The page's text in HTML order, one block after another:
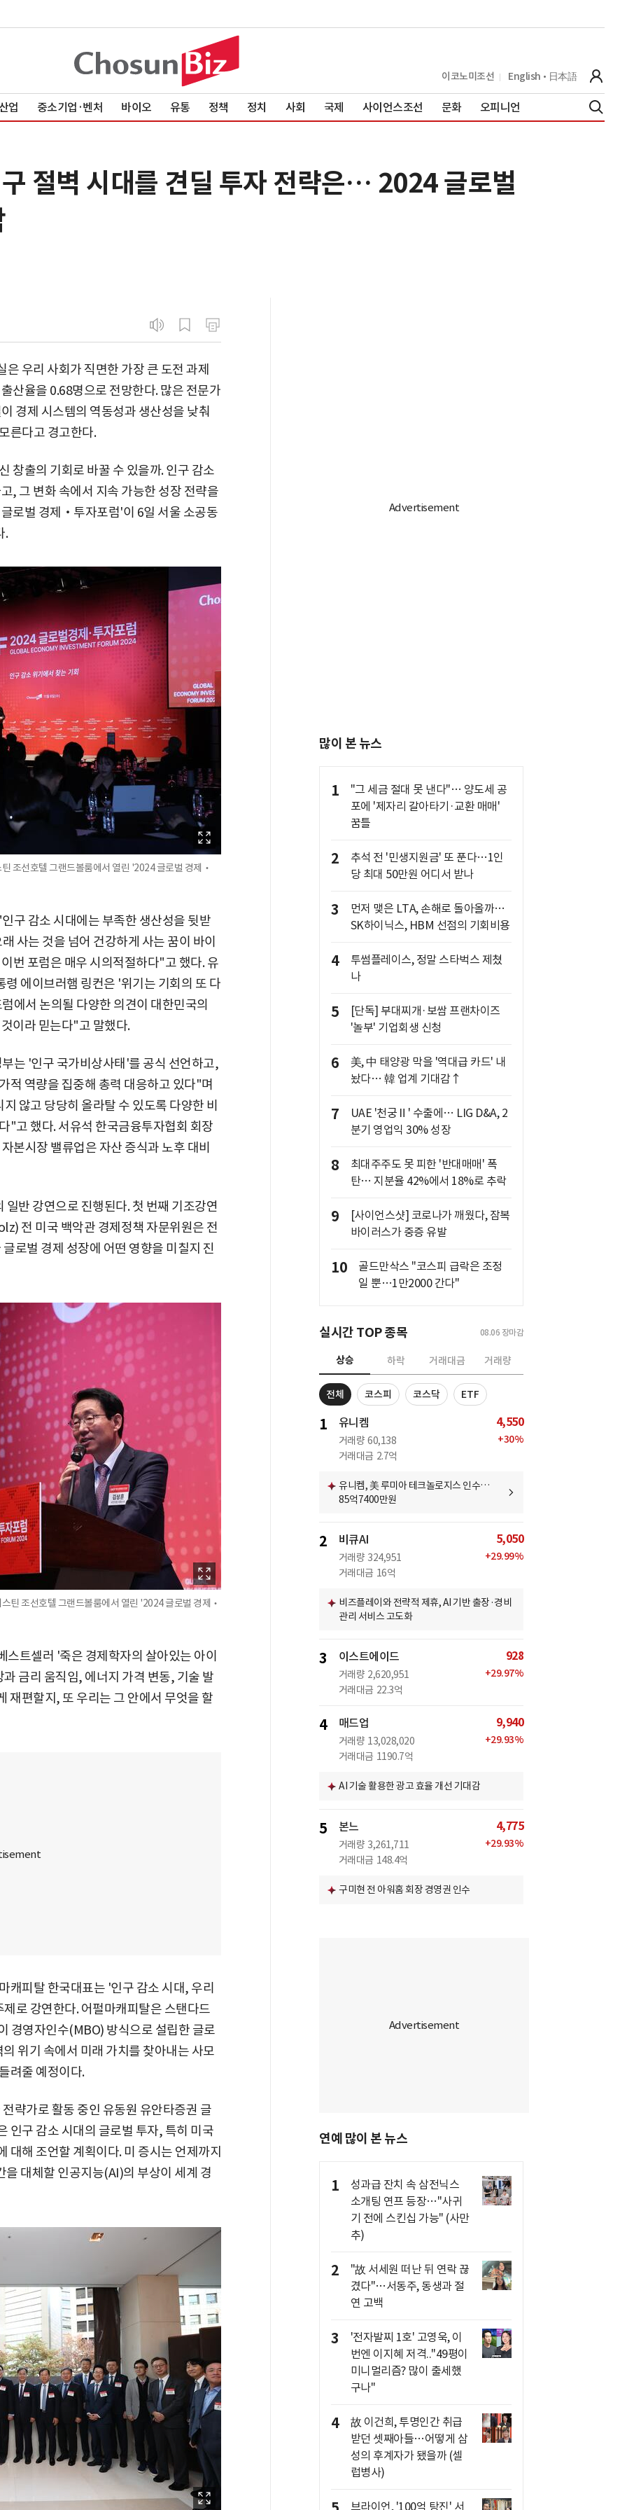
이코노미조선 English 日本語
업 중소기업·벤처 바이오 유통 정책 정치 사회 국제 사이언스조선 문화 오피니언
절벽 시대를 견딜 투자 전략은… 2024 글로벌
우리 사회가 직면한 가장 큰 도전 과제
산율을 0.68명으로 전망한다. 많은 전문가
경제 시스템의 역동성과 생산성을 낮춰
른다고 경고한다.
창출의 기회로 바꿀 수 있을까. 인구 감소
, 그 변화 속에서 지속 가능한 성장 전략을
로벌 경제‧투자포럼'이 6일 서울 소공동
.
조선호텔 그랜드볼룸에서 열린 '2024 글로벌 경제‧
구 감소 시대에는 부족한 생산성을 뒷받
사는 것을 넘어 건강하게 사는 꿈이 바이
번 포럼은 매우 시의적절하다"고 했다. 유
에이브러햄 링컨은 '위기는 기회의 또 다
에서 논의될 다양한 의견이 대한민국의
이라 믿는다"고 말했다.
는 '인구 국가비상사태'를 공식 선언하고,
적 역량을 집중해 총력 대응하고 있다"며
않고 당당히 올라탈 수 있도록 다양한 비
"고 했다. 서유석 한국금융투자협회 회장
본시장 밸류업은 자산 증식과 노후 대비
반 강연으로 진행된다. 첫 번째 기조강연
전 미국 백악관 경제정책 자문위원은 전
로벌 경제 성장에 어떤 영향을 미칠지 진
틴 조선호텔 그랜드볼룸에서 열린 '2024 글로벌 경제‧
트셀러 '죽은 경제학자의 살아있는 아이
금리 움직임, 에너지 가격 변동, 기술 발
재편할지, 또 우리는 그 안에서 무엇을 할
캐피탈 한국대표는 '인구 감소 시대, 우리
로 강연한다. 어펄마캐피탈은 스탠다드
경영자인수(MBO) 방식으로 설립한 글로
위기 속에서 미래 가치를 찾아내는 사모
려줄 예정이다.
략가로 활동 중인 유동원 유안타증권 글
인구 감소 시대의 글로벌 투자, 특히 미국
대해 조언할 계획이다. 미 증시는 언제까지
대체할 인공지능(AI)의 부상이 세계 경
많이 본 뉴스
1
"그 세금 절대 못 낸다"… 양도세 공
포에 '제자리 갈아타기·교환 매매'
꿈틀
2
추석 전 '민생지원금' 또 푼다…1인
당 최대 50만원 어디서 받나
3
먼저 맺은 LTA, 손해로 돌아올까…
SK하이닉스, HBM 선점의 기회비용
4
투썸플레이스, 정말 스타벅스 제쳤
나
5
[단독] 부대찌개·보쌈 프랜차이즈
'놀부' 기업회생 신청
6
美, 中 태양광 막을 '역대급 카드' 내
놨다… 韓 업계 기대감↑
7
UAE '천궁Ⅱ' 수출에… LIG D&A, 2
분기 영업익 30% 성장
8
최대주주도 못 피한 '반대매매' 폭
탄… 지분율 42%에서 18%로 추락
9
[사이언스샷] 코로나가 깨웠다, 잠복
바이러스가 중증 유발
10
골드만삭스 "코스피 급락은 조정
일 뿐…1만2000 간다"
실시간 TOP 종목 08.06 장마감
상승 하락 거래대금 거래량
전체 코스피 코스닥 ETF
1 유니켐
거래량 60,138
거래대금 2.7억
4,550
+30%
유니켐, 美 루미아 테크놀로지스 인수…
85억7400만원
2 비큐AI
거래량 324,951
거래대금 16억
5,050
+29.99%
비즈플레이와 전략적 제휴, AI 기반 출장·경비
관리 서비스 고도화
3 이스트에이드
거래량 2,620,951
거래대금 22.3억
928
+29.97%
4 매드업
거래량 13,028,020
거래대금 1190.7억
9,940
+29.93%
AI 기술 활용한 광고 효율 개선 기대감
5 본느
거래량 3,261,711
거래대금 148.4억
4,775
+29.93%
구미현 전 아워홈 회장 경영권 인수
연예 많이 본 뉴스
1
성과급 잔치 속 삼전닉스
소개팅 연프 등장…"사귀
기 전에 스킨십 가능" (사만
추)
2
"故 서세원 떠난 뒤 연락 끊
겼다"…서동주, 동생과 절
연 고백
3
'전자발찌 1호' 고영욱, 이
번엔 이지혜 저격.."49평이
미니멀리즘? 많이 출세했
구나"
4
故 이건희, 투명인간 취급
받던 셋째아들…어떻게 삼
성의 후계자가 됐을까 (셀
럽병사)
브라이언, '100억 탕진' 서